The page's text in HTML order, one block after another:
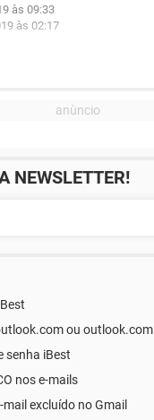
às 09:33
às 02:17
NEWSLETTER!
ou
senha iBest
nos e-mails
excluído no Gmail